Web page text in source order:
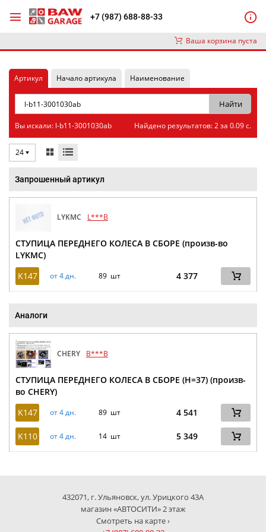
+7 (987) 688-88-33
Ваша корзина пуста
Артикул Начало артикула Наименование
Вы искали: l-b11-3001030ab Найдено результатов: 2 за 0.09 с.
24
Запрошенный артикул
LYKMC L***B
СТУПИЦА ПЕРЕДНЕГО КОЛЕСА В СБОРЕ (произв-во
LYKMC)
K147
от 4 дн. 89 шт 4 377
Аналоги
CHERY B***B
СТУПИЦА ПЕРЕДНЕГО КОЛЕСА В СБОРЕ (H=37) (произв-
во CHERY)
K147
от 4 дн. 89 шт 4 541
K110 от 4 дн. 14 шт 5 349
432071, г. Ульяновск, ул. Урицкого 43А
магазин «АВТОСИТИ» 2 этаж
Смотреть на карте ›